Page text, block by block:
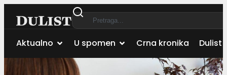
Aktualno U spomen Crna kronika Dulist